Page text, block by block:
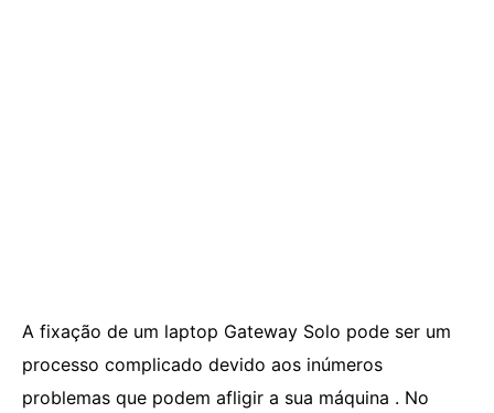
A fixação de um laptop Gateway Solo pode ser um
processo complicado devido aos inúmeros
problemas que podem afligir a sua máquina . No